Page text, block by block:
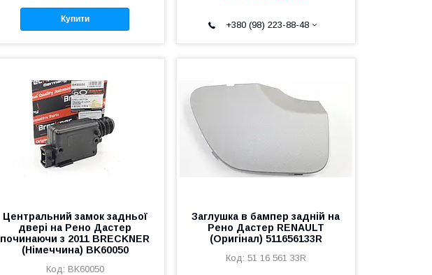
Купити
+380 (98) 223-88-48
Центральний замок задньої
двері на Рено Дастер
починаючи з 2011 BRECKNER
(Німеччина) BK60050
BK60050
Заглушка в бампер задній на
Рено Дастер RENAULT
(Оригінал) 511656133R
51 16 561 33R